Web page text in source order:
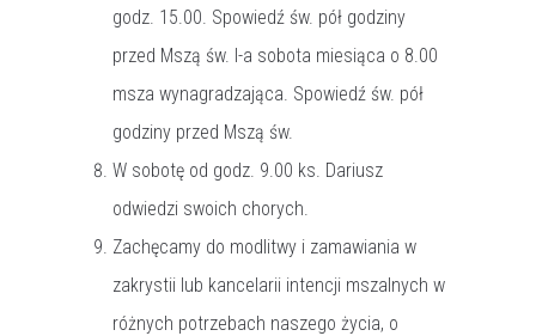
godz. 15.00. Spowiedź św. pół godziny
przed Mszą św. I-a sobota miesiąca o 8.00
msza wynagradzająca. Spowiedź św. pół
godziny przed Mszą św.
W sobotę od godz. 9.00 ks. Dariusz
odwiedzi swoich chorych.
Zachęcamy do modlitwy i zamawiania w
zakrystii lub kancelarii intencji mszalnych w
różnych potrzebach naszego życia, o